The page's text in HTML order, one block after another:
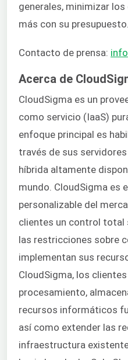
generales, minimizar
más con su presupuesto.
Contacto de prensa:
Acerca de
CloudSigma es un
como servicio (IaaS)
enfoque principal es
través de sus
híbrida altamente
mundo. CloudSigma es
personalizable del
clientes un control total
las restricciones sobre
implementan sus
CloudSigma, los
procesamiento,
recursos informáticos
así como extender las
infraestructura